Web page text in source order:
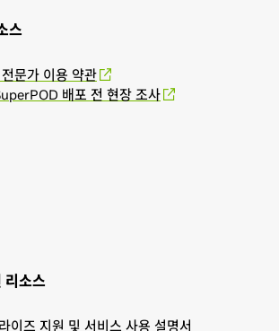
스
문가 이용 약관
배포 전 현장 조사
리소스
이즈 지원 및 서비스 사용 설명서